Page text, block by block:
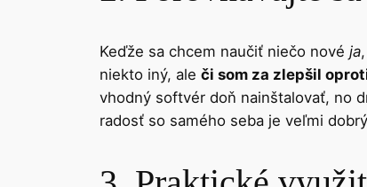
Keďže sa chcem naučiť niečo nové ja
niekto iný, ale či som za zlepšil
vhodný softvér doň nainštalovať, no
radosť so samého seba je veľmi